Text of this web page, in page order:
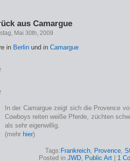
aus Camargue
Mai 30th, 2009
in Berlin und in Camargue
In der Camargue zeigt sich die Provence
Cowboys reiten weiße Pferde, züchten
als sehr eigenwillig.
(mehr hier)
Tags: Frankreich, Provence,
Posted in JWD, Public Art 1